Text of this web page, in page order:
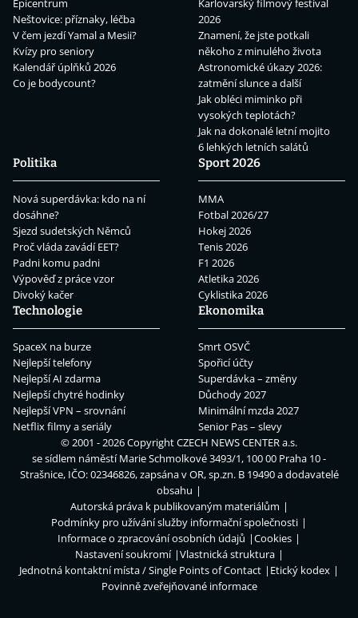
Epicentrum
Neštovice: příznaky, léčba
V čem jezdí Yamal a Mesii?
Kvízy pro seniory
Kalendář úplňků 2026
Co je bodycount?
Karlovarský filmový festival
2026
Znamení, že jste potkali
někoho z minulého života
Astronomické úkazy 2026:
zatmění slunce a další
Jak obléci miminko při
vysokých teplotách?
Jak na dokonalé letní mojito
6 lehkých letních salátů
Politika
Nová superdávka: kdo na ní
dosáhne?
Sjezd sudetských Němců
Proč vláda zavádí EET?
Padni komu padni
Výpověď z práce vzor
Divoký kačer
Sport 2026
MMA
Fotbal 2026/27
Hokej 2026
Tenis 2026
F1 2026
Atletika 2026
Cyklistika 2026
Technologie
SpaceX na burze
Nejlepší telefony
Nejlepší AI zdarma
Nejlepší chytré hodinky
Nejlepší VPN – srovnání
Netflix filmy a seriály
Ekonomika
Smrt OSVČ
Spořicí účty
Superdávka – změny
Důchody 2027
Minimální mzda 2027
Senior Pas – slevy
© 2001 - 2026 CopyrightCZECH NEWS CENTER a.s.
se sídlem náměstí Marie Schmolkové 3493/1, 100 00 Praha 10 -
Strašnice, IČO: 02346826, zapsána v OR, sp.zn. B 19490 a dodavatelé
obsahu
Autorská práva k publikovaným materiálům
Podmínky pro užívání služby informační společnosti
Informace o zpracování osobních údajů
Cookies
Nastavení soukromí
Vlastnická struktura
Jednotná kontaktní místa / Single Points of Contact
Etický kodex
Povinně zveřejňované informace